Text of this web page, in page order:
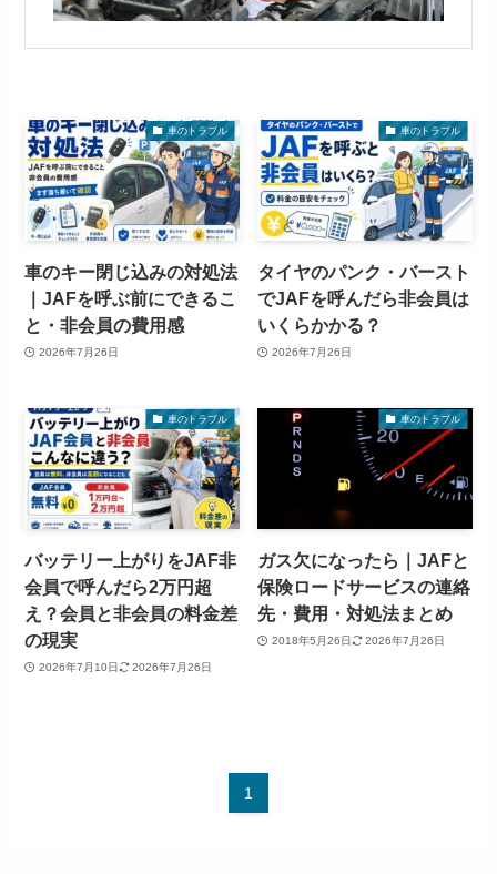
車のトラブル
車のキー閉じ込みの対処法
｜JAFを呼ぶ前にできるこ
と・非会員の費用感
2026年7月26日
車のトラブル
タイヤのパンク・バースト
でJAFを呼んだら非会員は
いくらかかる？
2026年7月26日
車のトラブル
バッテリー上がりをJAF非
会員で呼んだら2万円超
え？会員と非会員の料金差
の現実
2026年7月10日 2026年7月26日
車のトラブル
ガス欠になったら｜JAFと
保険ロードサービスの連絡
先・費用・対処法まとめ
2018年5月26日 2026年7月26日
1